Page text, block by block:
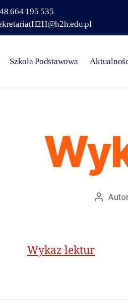
664 195 535
Szkoła Podstawowa
Wykaz lektur